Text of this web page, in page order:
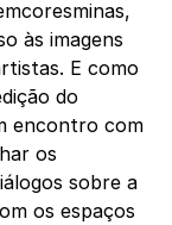
às imagens
E como
do
encontro com
os
sobre a
os espaços